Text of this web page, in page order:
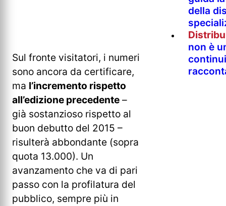
Sul fronte visitatori, i numeri
sono ancora da certificare,
ma l’incremento rispetto
all’edizione precedente –
già sostanzioso rispetto al
buon debutto del 2015 –
risulterà abbondante (sopra
quota 13.000). Un
avanzamento che va di pari
passo con la profilatura del
pubblico, sempre più in
della
non è